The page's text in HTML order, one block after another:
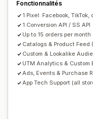
Analyses de performance
Test A/B
Suivi des
Indicateurs
Suivi des conversions
Tableaux de bord
Nombre d’impressions
Analyse de l’entonnoir
Suivi de pixel
Supports visuels et
Tableau de bord des
Rapports personnalisés
Analyse de l’historique
Fonctionnalités
1 Pixel: Facebook,
1 Conversion API / SS API
Up to 15 orders per month
Catalogs & Product
Custom & Lookalike
UTM Analytics & Custom
Ads, Events & Purchase
App Tech Support (all